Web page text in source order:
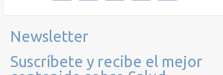
Newsletter
Suscríbete y recibe el mejor